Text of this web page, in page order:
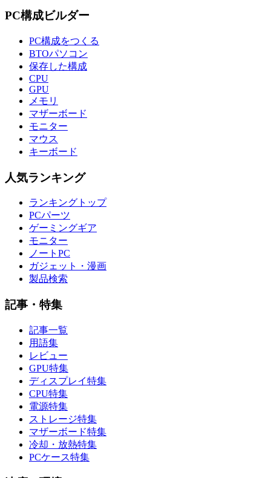
PC構成ビルダー
PC構成をつくる
BTOパソコン
保存した構成
CPU
GPU
メモリ
マザーボード
モニター
マウス
キーボード
人気ランキング
ランキングトップ
PCパーツ
ゲーミングギア
モニター
ノートPC
ガジェット・漫画
製品検索
記事・特集
記事一覧
用語集
レビュー
GPU特集
ディスプレイ特集
CPU特集
電源特集
ストレージ特集
マザーボード特集
冷却・放熱特集
PCケース特集